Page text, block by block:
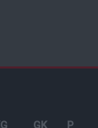
GK P